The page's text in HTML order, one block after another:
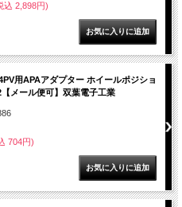
込 2,898円)
用APAアダプター ホイールポジショ
メール便可】双葉電子工業
704円)